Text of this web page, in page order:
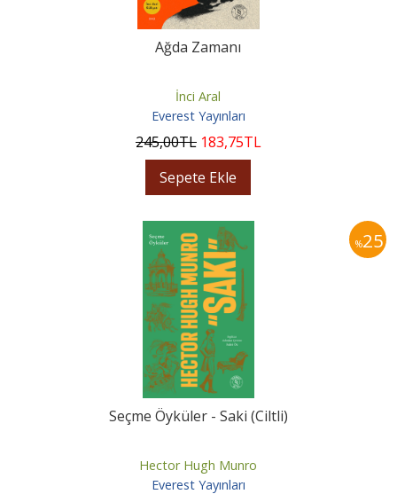
Ağda Zamanı
İnci Aral
Everest Yayınları
245,00TL 183,75TL
Sepete Ekle
%25
Seçme Öyküler - Saki (Ciltli)
Hector Hugh Munro
Everest Yayınları